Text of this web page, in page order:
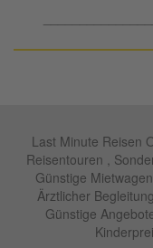
Last Minute Reisen
Reisentouren ,
Günstige
Ärztlicher
Günstige